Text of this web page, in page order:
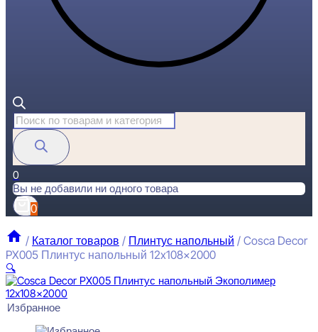
Поиск
товаров
0
Вы не добавили ни одного товара
0
/ Каталог товаров / Плинтус напольный / Cosca Decor
PX005 Плинтус напольный 12x108x2000
🔍
Избранное